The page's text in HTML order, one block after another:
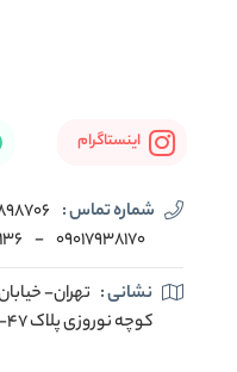
اینستاگرام
شماره تماس :
۰۹۰۱۷۹۳۸۱۷۰ -
نشانی : تهران-
کوچه نوروزی پلاک ۴۷- ساختمان صدف- واحد۴